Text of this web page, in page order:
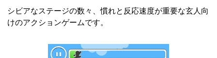
シビアなステージの数々、慣れと反応速度が重要な玄人向
けのアクションゲームです。